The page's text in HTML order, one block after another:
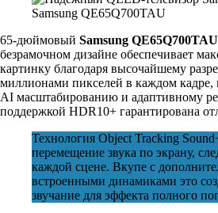
Samsung QE65Q700TAU
65-дюймовый Samsung QE65Q700TAU
безрамочном дизайне обеспечивает
картинку благодаря высочайшему
миллионами пикселей в каждом
AI масштабированию и адаптивному
поддержкой HDR10+ гарантирована
Технология Object Tracking
перемещение звука по экрану,
каждой сцене. Вкупе с
встроенными динамиками это
звучание для эффекта полного